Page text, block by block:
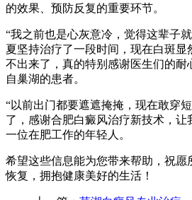
的效果、预防反复的重要环节。
“我之前也是心灰意冷，觉得这辈子
夏坚持治疗了一段时间，现在白斑
不出来了，真的特别感谢医生们的
自巢湖的患者。
“以前出门都要遮遮掩掩，现在敢穿
了，感谢合肥白癜风治疗新技术，
一位在肥工作的年轻人。
希望这些信息能为您带来帮助，祝愿
恢复，拥抱健康美好的生活！